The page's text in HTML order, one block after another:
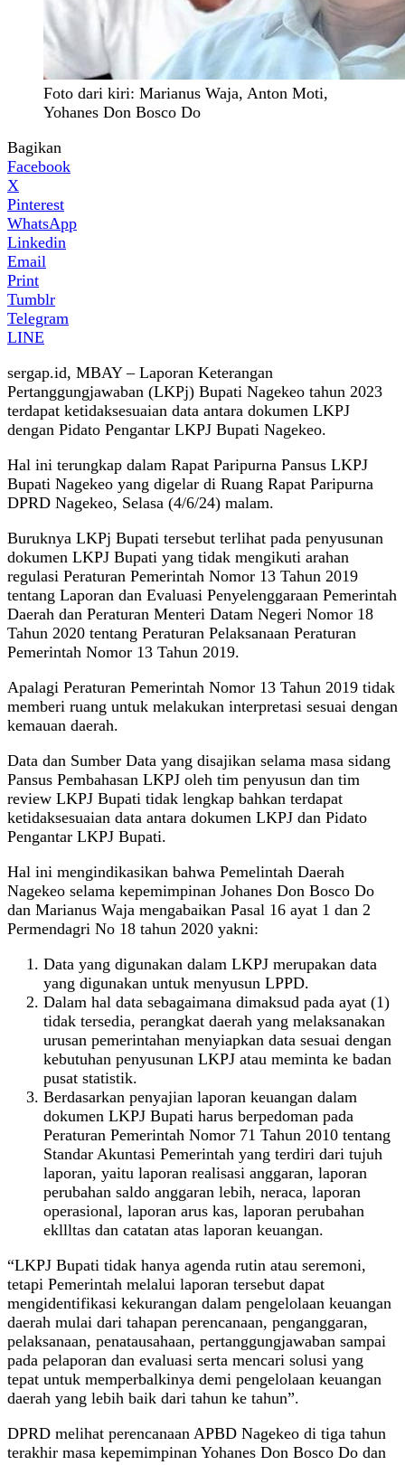
Foto dari kiri: Marianus Waja, Anton Moti,
Yohanes Don Bosco Do
Bagikan
Facebook
X
Pinterest
WhatsApp
Linkedin
Email
Print
Tumblr
Telegram
LINE
sergap.id, MBAY – Laporan Keterangan
Pertanggungjawaban (LKPj) Bupati Nagekeo tahun 2023
terdapat ketidaksesuaian data antara dokumen LKPJ
dengan Pidato Pengantar LKPJ Bupati Nagekeo.
Hal ini terungkap dalam Rapat Paripurna Pansus LKPJ
Bupati Nagekeo yang digelar di Ruang Rapat Paripurna
DPRD Nagekeo, Selasa (4/6/24) malam.
Buruknya LKPj Bupati tersebut terlihat pada penyusunan
dokumen LKPJ Bupati yang tidak mengikuti arahan
regulasi Peraturan Pemerintah Nomor 13 Tahun 2019
tentang Laporan dan Evaluasi Penyelenggaraan Pemerintah
Daerah dan Peraturan Menteri Datam Negeri Nomor 18
Tahun 2020 tentang Peraturan Pelaksanaan Peraturan
Pemerintah Nomor 13 Tahun 2019.
Apalagi Peraturan Pemerintah Nomor 13 Tahun 2019 tidak
memberi ruang untuk melakukan interpretasi sesuai dengan
kemauan daerah.
Data dan Sumber Data yang disajikan selama masa sidang
Pansus Pembahasan LKPJ oleh tim penyusun dan tim
review LKPJ Bupati tidak lengkap bahkan terdapat
ketidaksesuaian data antara dokumen LKPJ dan Pidato
Pengantar LKPJ Bupati.
Hal ini mengindikasikan bahwa Pemelintah Daerah
Nagekeo selama kepemimpinan Johanes Don Bosco Do
dan Marianus Waja mengabaikan Pasal 16 ayat 1 dan 2
Permendagri No 18 tahun 2020 yakni:
Data yang digunakan dalam LKPJ merupakan data
yang digunakan untuk menyusun LPPD.
Dalam hal data sebagaimana dimaksud pada ayat (1)
tidak tersedia, perangkat daerah yang melaksanakan
urusan pemerintahan menyiapkan data sesuai dengan
kebutuhan penyusunan LKPJ atau meminta ke badan
pusat statistik.
Berdasarkan penyajian laporan keuangan dalam
dokumen LKPJ Bupati harus berpedoman pada
Peraturan Pemerintah Nomor 71 Tahun 2010 tentang
Standar Akuntasi Pemerintah yang terdiri dari tujuh
laporan, yaitu laporan realisasi anggaran, laporan
perubahan saldo anggaran lebih, neraca, laporan
operasional, laporan arus kas, laporan perubahan
ekllltas dan catatan atas laporan keuangan.
“LKPJ Bupati tidak hanya agenda rutin atau seremoni,
tetapi Pemerintah melalui laporan tersebut dapat
mengidentifikasi kekurangan dalam pengelolaan keuangan
daerah mulai dari tahapan perencanaan, penganggaran,
pelaksanaan, penatausahaan, pertanggungjawaban sampai
pada pelaporan dan evaluasi serta mencari solusi yang
tepat untuk memperbalkinya demi pengelolaan keuangan
daerah yang lebih baik dari tahun ke tahun”.
DPRD melihat perencanaan APBD Nagekeo di tiga tahun
terakhir masa kepemimpinan Yohanes Don Bosco Do dan